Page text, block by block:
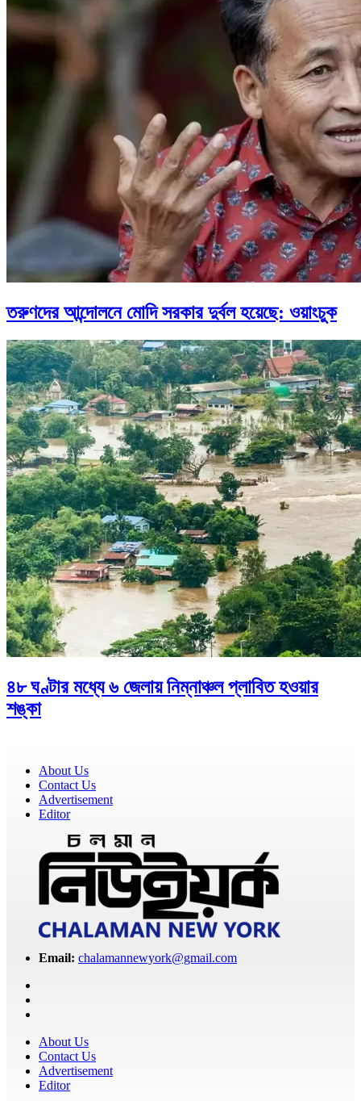
তরুণদের আন্দোলনে মোদি সরকার দুর্বল হয়েছে: ওয়াংচুক
৪৮ ঘণ্টার মধ্যে ৬ জেলায় নিম্নাঞ্চল প্লাবিত হওয়ার
শঙ্কা
About Us
Contact Us
Advertisement
Editor
Email: chalamannewyork@gmail.com
About Us
Contact Us
Advertisement
Editor